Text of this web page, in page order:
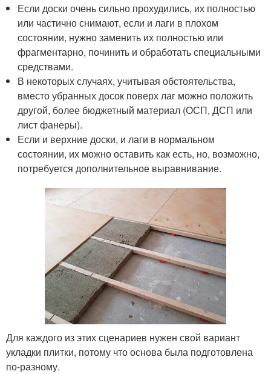
Если доски очень сильно прохудились, их полностью
или частично снимают, если и лаги в плохом
состоянии, нужно заменить их полностью или
фрагментарно, починить и обработать специальными
средствами.
В некоторых случаях, учитывая обстоятельства,
вместо убранных досок поверх лаг можно положить
другой, более бюджетный материал (ОСП, ДСП или
лист фанеры).
Если и верхние доски, и лаги в нормальном
состоянии, их можно оставить как есть, но, возможно,
потребуется дополнительное выравнивание.
Для каждого из этих сценариев нужен свой вариант
укладки плитки, потому что основа была подготовлена
по-разному.